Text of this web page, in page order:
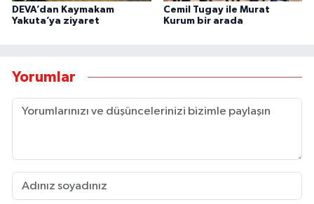
DEVA’dan Kaymakam
Yakuta’ya ziyaret
Cemil Tugay ile Murat
Kurum bir arada
Yorumlar